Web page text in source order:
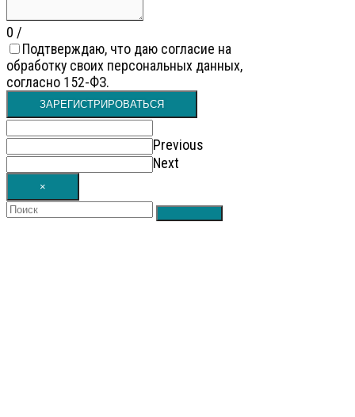
0 /
Подтверждаю, что даю согласие на
обработку своих персональных данных,
согласно 152-ФЗ.
ЗАРЕГИСТРИРОВАТЬСЯ
Previous
Next
×